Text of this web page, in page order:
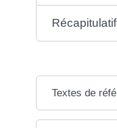
Récapitulatif
Textes de